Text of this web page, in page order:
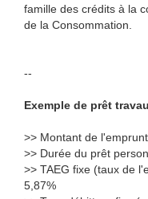
famille des crédits à la
de la Consommation.
--
Exemple de prêt
>> Montant de
>> Durée du prêt
>> TAEG fixe (taux de
5,87%